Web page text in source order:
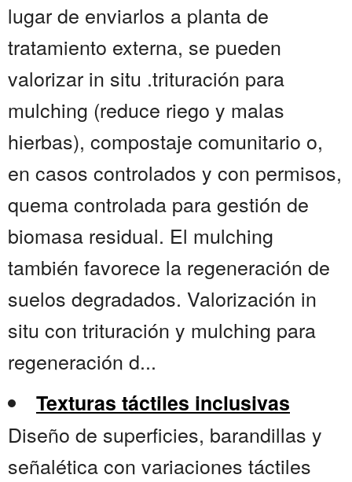
lugar de enviarlos a planta de
tratamiento externa, se pueden
valorizar in situ .trituración para
mulching (reduce riego y malas
hierbas), compostaje comunitario o,
en casos controlados y con permisos,
quema controlada para gestión de
biomasa residual. El mulching
también favorece la regeneración de
suelos degradados. Valorización in
situ con trituración y mulching para
regeneración d...
Texturas táctiles inclusivas
Diseño de superficies, barandillas y
señalética con variaciones táctiles